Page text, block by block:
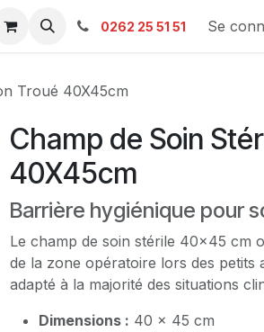
SAV Ambulance
0262 25 51 51 Se
Troué 40X45cm
Champ de Soin
40X45cm
Barrière hygiénique pour
Le champ de soin stérile 40x45 cm
de la zone opératoire lors des petits
adapté à la majorité des situations
Dimensions : 40 x 45 cm